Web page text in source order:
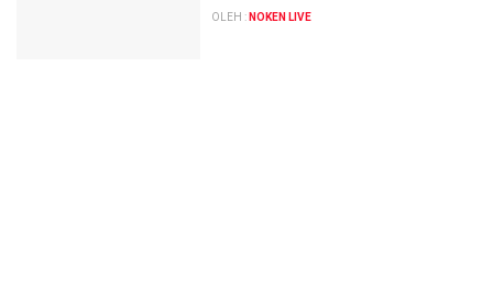
OLEH : NOKEN LIVE